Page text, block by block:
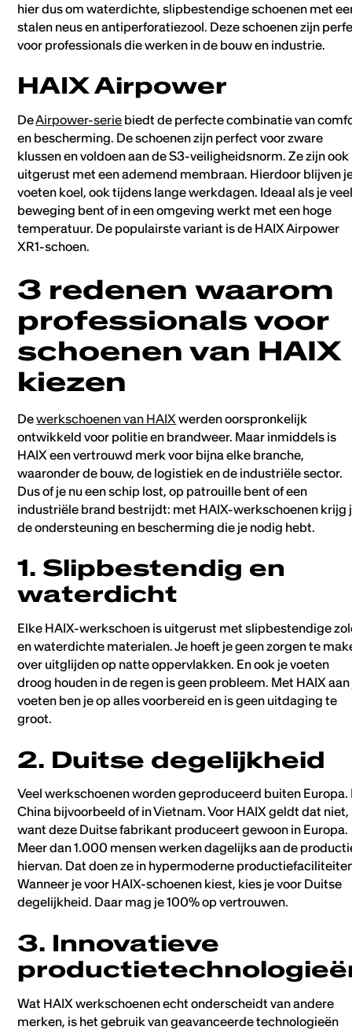
hier dus om waterdichte, slipbestendige schoenen met
stalen neus en antiperforatiezool. Deze schoenen zijn
voor professionals die werken in de bouw en industrie.
HAIX Airpower
DeAirpower-serie biedt de perfecte combinatie van
en bescherming. De schoenen zijn perfect voor zware
klussen en voldoen aan de S3-veiligheidsnorm. Ze zijn ook
uitgerust met een ademend membraan. Hierdoor blijven
voeten koel, ook tijdens lange werkdagen. Ideaal als je
beweging bent of in een omgeving werkt met een hoge
temperatuur. De populairste variant is de HAIX Airpower
XR1-schoen.
3 redenen waarom
professionals voor
schoenen van HAIX
kiezen
Dewerkschoenen van HAIX werden oorspronkelijk
ontwikkeld voor politie en brandweer. Maar inmiddels is
HAIX een vertrouwd merk voor bijna elke branche,
waaronder de bouw, de logistiek en de industriële sector.
Dus of je nu een schip lost, op patrouille bent of een
industriële brand bestrijdt: met HAIX-werkschoenen krijg
de ondersteuning en bescherming die je nodig hebt.
1. Slipbestendig en
waterdicht
Elke HAIX-werkschoen is uitgerust met slipbestendige
en waterdichte materialen. Je hoeft je geen zorgen te
over uitglijden op natte oppervlakken. En ook je voeten
droog houden in de regen is geen probleem. Met HAIX aan
voeten ben je op alles voorbereid en is geen uitdaging te
groot.
2. Duitse degelijkheid
Veel werkschoenen worden geproduceerd buiten Europa.
China bijvoorbeeld of in Vietnam. Voor HAIX geldt dat niet,
want deze Duitse fabrikant produceert gewoon in Europa.
Meer dan 1.000 mensen werken dagelijks aan de
hiervan. Dat doen ze in hypermoderne
Wanneer je voor HAIX-schoenen kiest, kies je voor Duitse
degelijkheid. Daar mag je 100% op vertrouwen.
3. Innovatieve
Wat HAIX werkschoenen echt onderscheidt van andere
merken, is het gebruik van geavanceerde technologieën